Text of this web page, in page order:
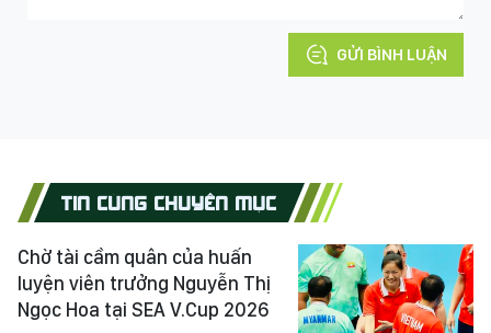
GỬI BÌNH LUẬN
TIN CÙNG CHUYÊN MỤC
Chờ tài cầm quân của huấn
luyện viên trưởng Nguyễn Thị
Ngọc Hoa tại SEA V.Cup 2026